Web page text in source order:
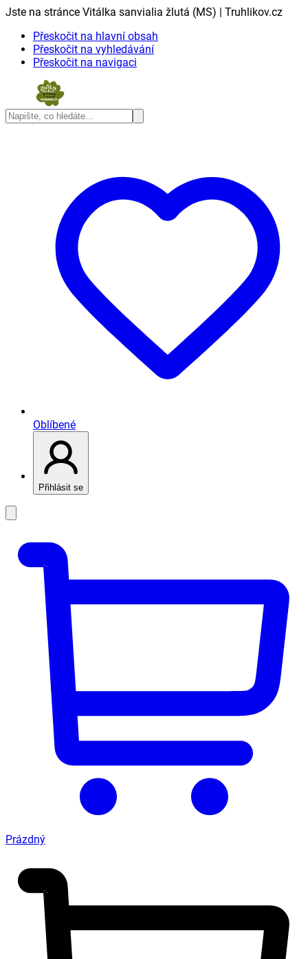
Jste na stránce Vitálka sanvialia žlutá (MS) | Truhlikov.cz
Přeskočit na hlavní obsah
Přeskočit na vyhledávání
Přeskočit na navigaci
Oblíbené
Přihlásit se
Prázdný